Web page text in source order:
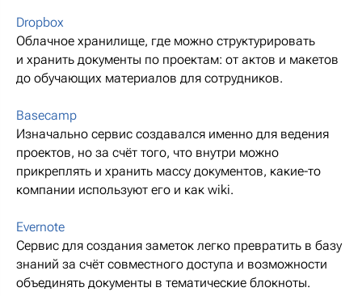
Dropbox
Облачное хранилище, где можно структурировать
и хранить документы по проектам: от актов и макетов
до обучающих материалов для сотрудников.
Basecamp
Изначально сервис создавался именно для ведения
проектов, но за счёт того, что внутри можно
прикреплять и хранить массу документов, какие-то
компании используют его и как wiki.
Evernote
Сервис для создания заметок легко превратить в базу
знаний за счёт совместного доступа и возможности
объединять документы в тематические блокноты.